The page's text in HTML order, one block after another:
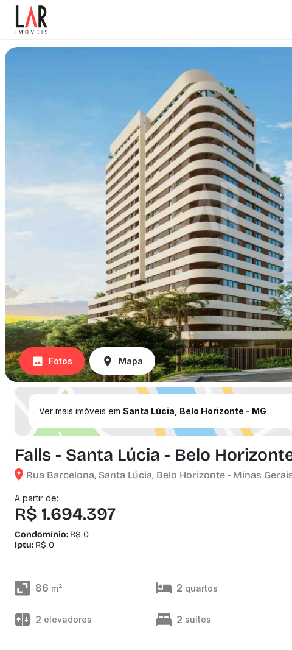
Fotos Mapa
Ver mais imóveis em Santa Lúcia, Belo Horizonte - MG
Falls - Santa Lúcia - Belo
Rua Barcelona, Santa Lúcia, Belo Horizonte - Minas
A partir de:
R$ 1.694.397
Condomínio: R$ 0
Iptu: R$ 0
86 m² 2 quartos
2 elevadores 2 suítes